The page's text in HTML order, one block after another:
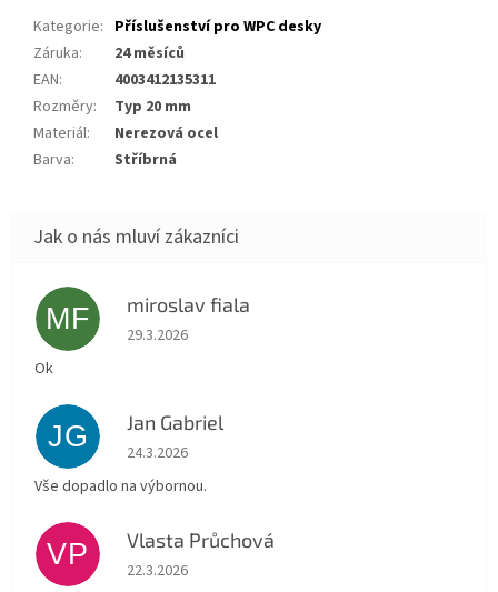
Kategorie:
Příslušenství pro WPC desky
Záruka:
24 měsíců
EAN:
4003412135311
Rozměry:
typ 20 mm
Materiál:
nerezová ocel
Barva: stříbrná
MF miroslav fiala
Hodnocení obchodu je 5 z 5 hvězdiček.
29.3.2026
Ok
JG Jan Gabriel
Hodnocení obchodu je 5 z 5 hvězdiček.
24.3.2026
Vše dopadlo na výbornou.
VP Vlasta Průchová
Hodnocení obchodu je 5 z 5 hvězdiček.
22.3.2026